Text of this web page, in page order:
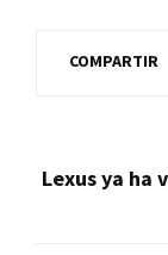
COMPARTIR
Lexus ya ha